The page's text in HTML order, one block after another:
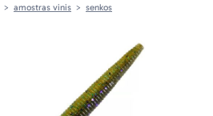
amostras vinis senkos